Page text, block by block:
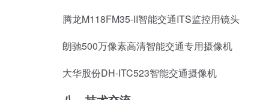
腾龙M118FM35-II智能交通ITS监控用镜头
朗驰500万像素高清智能交通专用摄像机
大华股份DH-ITC523智能交通摄像机